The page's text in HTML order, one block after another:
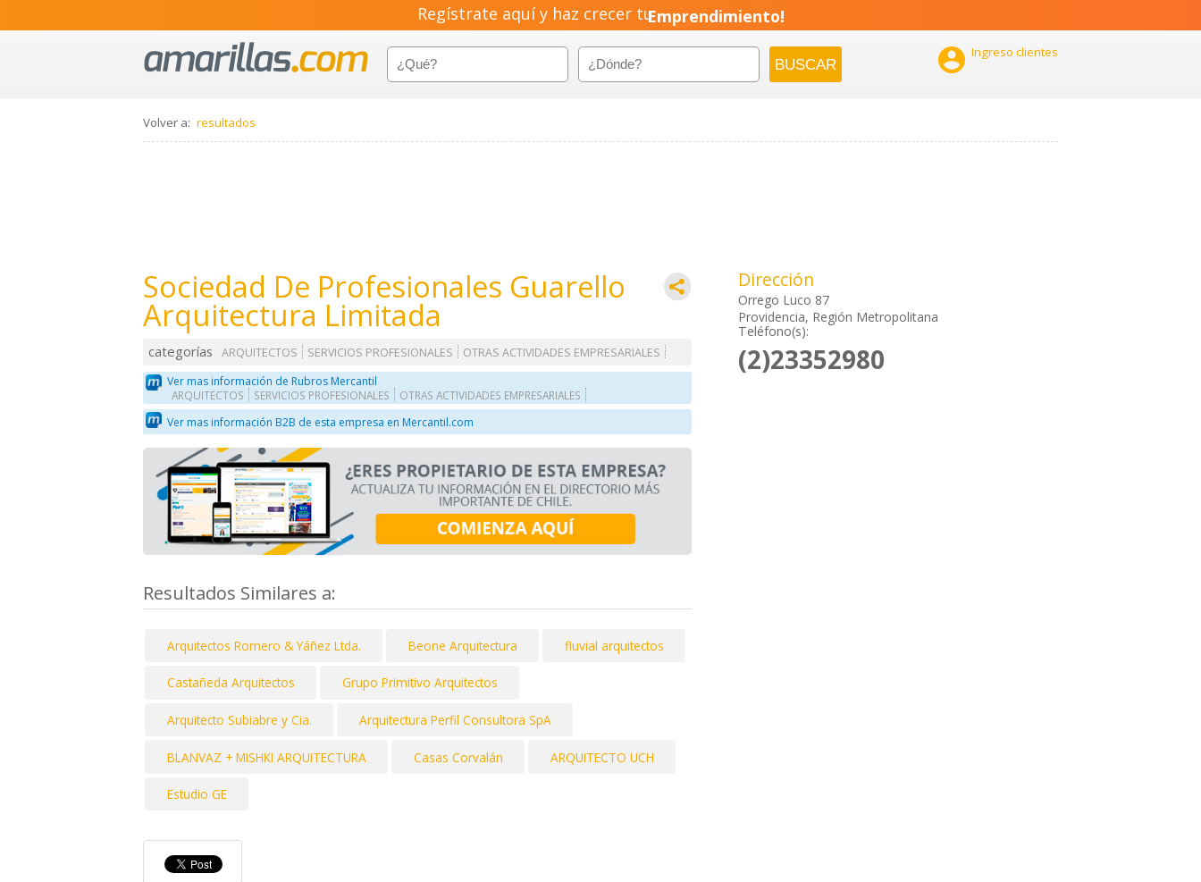
Regístrate aquí y haz crecer tuEmprendimiento!
 Ingreso clientes
Volver a: resultados
Sociedad De Profesionales Guarello
Arquitectura Limitada
categorías ARQUITECTOS SERVICIOS PROFESIONALES
OTRAS ACTIVIDADES EMPRESARIALES
Ver mas información de Rubros Mercantil
ARQUITECTOS SERVICIOS PROFESIONALES OTRAS ACTIVIDADES EMPRESARIALES
Ver mas información B2B de esta empresa en Mercantil.com
Resultados Similares a:
Arquitectos Romero & Yáñez Ltda. Beone Arquitectura fluvial arquitectos
Castañeda Arquitectos Grupo Primitivo Arquitectos
Arquitecto Subiabre y Cia. Arquitectura Perfil Consultora SpA
BLANVAZ + MISHKI ARQUITECTURA Casas Corvalán ARQUITECTO UCH
Estudio GE
Dirección
Orrego Luco 87
Providencia, Región Metropolitana
Teléfono(s):
(2)23352980